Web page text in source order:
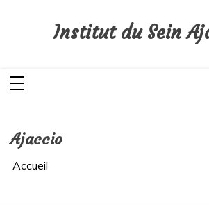
Institut du Sein
Ajaccio
Accueil